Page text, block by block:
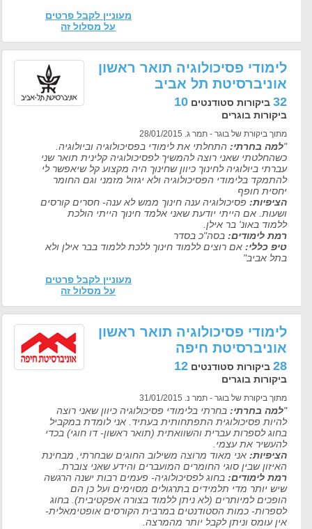
מעוניין לקבל פרטים
על מסלול זה
לימודי פסיכולוגיה תואר ראשון
אוניברסיטת תל אביב
32 ביקורות סטודנטים 10
ביקורות בוגרים
מתוך ביקורת של בוגר - תמר ג. 28/01/2015
"למה בחרתי: התחלתי את לימודי בפסיכולוגיה וביולוגיה.
כשהחלטתי שאני רוצה להמשיך לפסיכולוגיה קלינית תואר שני
עברתי ביולוגיה לחינוך כיוון שחינוך היה מקצוע קל שיאפשר לי
להתמקד בלימודי הפסיכולוגיה ולא יגזול מזמני וגם החומר
יחסית חופף
הציפיות: פסיכולוגיה ענה חינוך ממש לא ענה- חסרים קורסים
ושעות. אם הייתי יודעת שאני אלמד חינוך הייתי הולכת
ללמוד באונ' בר אילן.
רמת לימודים: בסה"כ בסדר
טיפ כללי: אם רוצים ללמוד חינוך ללכת ללמוד בבר אילן ולא
בתל אביב"
מעוניין לקבל פרטים
על מסלול זה
לימודי פסיכולוגיה תואר ראשון
אוניברסיטת חיפה
28 ביקורות סטודנטים 12
ביקורות בוגרים
מתוך ביקורת של בוגר - תמר נ. 31/01/2015
"למה בחרתי: בחרתי בלימודי פסיכולוגיה כיוון שאני רוצה
להיות פסיכולוגית התפתחותית בעתיד. אני לומדת במקביל
בחוג לספרות עברית והשוואתית (תואר ראשון- דו חוגי) בכדי
להעשיר את עצמי.
הציפיות: אני מאוד מרוצה משילוב החוגים שבחרתי, מבחינת
האיזון שבין סוגי החומרים המועברים והידע שאני צוברת.
רמת לימודים: בחוג לפסיכולוגיה- פעמים רבות ישנה הרגשה
שיש יותר מדי תלמידים בתרגולים מסוימים ועל כן הם
הופכים למיותרים (לא ניתן ללמוד בצורה אפקטיבית). בחוג
לספרות- כמות הסטודנטים במרבית הקורסים אופטימאלית-
אין עומס וניתן לקבל יותר מהמרצה.